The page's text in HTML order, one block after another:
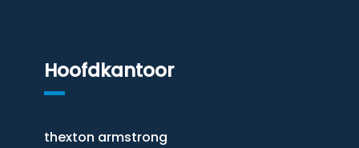
Hoofdkantoor
thexton armstrong